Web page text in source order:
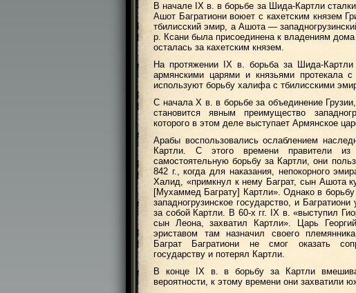
В начале IX в. в борьбе за Шида-Картли
Ашот Багратиони воюет с кахетским князем
тбилисский эмир, а Ашота —
р. Ксани была присоединена к владениям
осталась за кахетским князем.
На протяжении IX в. борьба за Шида-
армянскими царями и князьями протекала
используют борьбу халифа с тбилисскими
С начала X в. в борьбе за объединение
становится явным преимущество
которого в этом деле выступает Армянское
Арабы воспользовались ослаблением
Картли. С этого времени правители
самостоятельную борьбу за Картли, они
842 г., когда для наказания, непокорного
Халид, «примкнул к нему Баграт, сын Ашота
[Мухаммед Баграту] Картли». Однако в
западногрузинское государство, и
за собой Картли. В 60-х гг. IX в. «выступил
сын Леона, захватил Картли». Царь
эриставом там назначил своего
Баграт Багратиони не смог оказать
государству и потерял Картли.
В конце IX в. в борьбу за Картли
вероятности, к этому времени они захватили